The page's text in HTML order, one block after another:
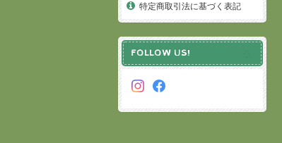
特定商取引法に基づく表記
FOLLOW US!